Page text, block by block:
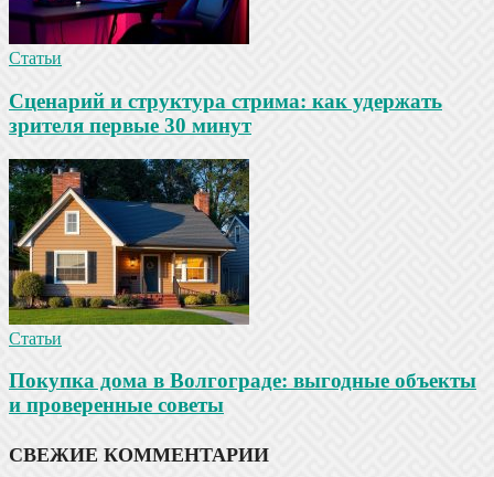
Статьи
Сценарий и структура стрима: как удержать
зрителя первые 30 минут
Статьи
Покупка дома в Волгограде: выгодные объекты
и проверенные советы
СВЕЖИЕ КОММЕНТАРИИ